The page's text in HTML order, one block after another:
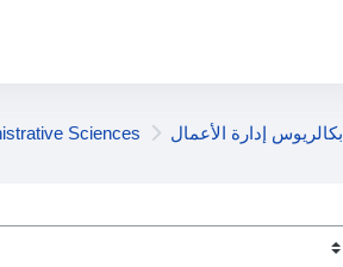
Sciences بكالريوس إدارة الأعمال